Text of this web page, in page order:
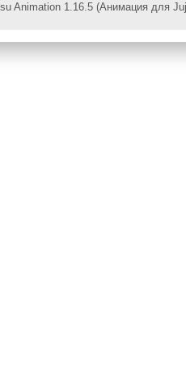
Animation 1.16.5 (Анимация для